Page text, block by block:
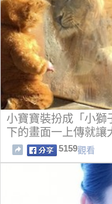
小寶寶裝扮成「小獅
下的畫面一上傳就讓
5159觀看